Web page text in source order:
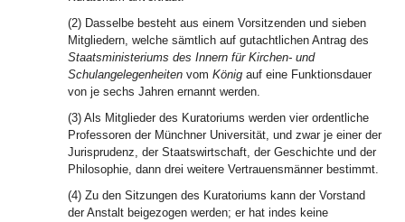
(2) Dasselbe besteht aus einem Vorsitzenden und sieben
Mitgliedern, welche sämtlich auf gutachtlichen Antrag des
Staatsministeriums des Innern für Kirchen- und
Schulangelegenheiten vom König auf eine Funktionsdauer
von je sechs Jahren ernannt werden.
(3) Als Mitglieder des Kuratoriums werden vier ordentliche
Professoren der Münchner Universität, und zwar je einer der
Jurisprudenz, der Staatswirtschaft, der Geschichte und der
Philosophie, dann drei weitere Vertrauensmänner bestimmt.
(4) Zu den Sitzungen des Kuratoriums kann der Vorstand
der Anstalt beigezogen werden; er hat indes keine